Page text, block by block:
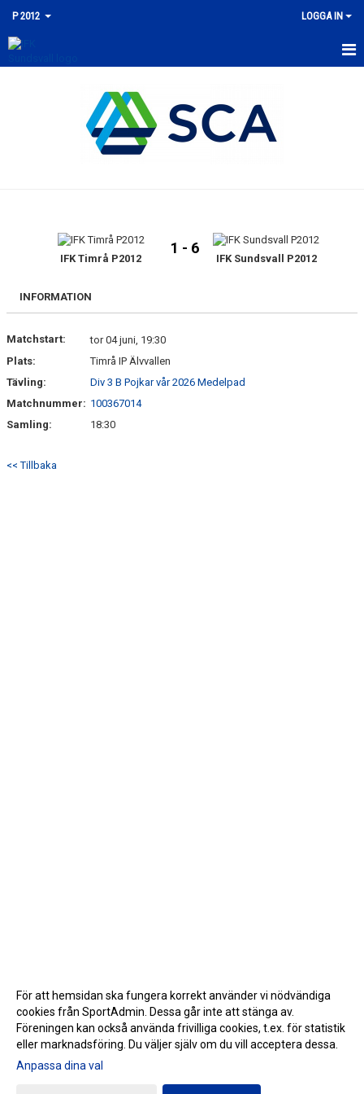
P 2012 LOGGA IN
BILDGALLERI
DOKUMENT
GÄSTBOK
IFK Timrå P2012
1 - 6
IFK Sundsvall P2012
INFORMATION
Matchstart:
tor 04 juni, 19:30
Plats:
Timrå IP Älvvallen
Tävling:
Div 3 B Pojkar vår 2026 Medelpad
Matchnummer: 100367014
Samling:
18:30
<< Tillbaka
Gå till Webbversion
För att hemsidan ska fungera korrekt använder vi nödvändiga
cookies från SportAdmin. Dessa går inte att stänga av.
Föreningen kan också använda frivilliga cookies, t.ex. för statistik
eller marknadsföring. Du väljer själv om du vill acceptera dessa.
Anpassa dina val